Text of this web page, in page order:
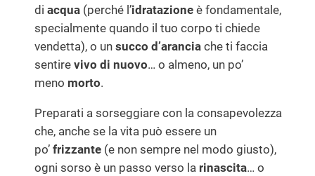
di acqua(perché l’idratazioneè fondamentale,
specialmente quando il tuo corpo ti chiede
vendetta), o un succo d’aranciache ti faccia
sentire vivo di nuovo… o almeno, un po’
meno morto.
Preparati a sorseggiare con la consapevolezza
che, anche se la vita può essere un
po’ frizzante(e non sempre nel modo giusto),
ogni sorso è un passo verso la rinascita… o